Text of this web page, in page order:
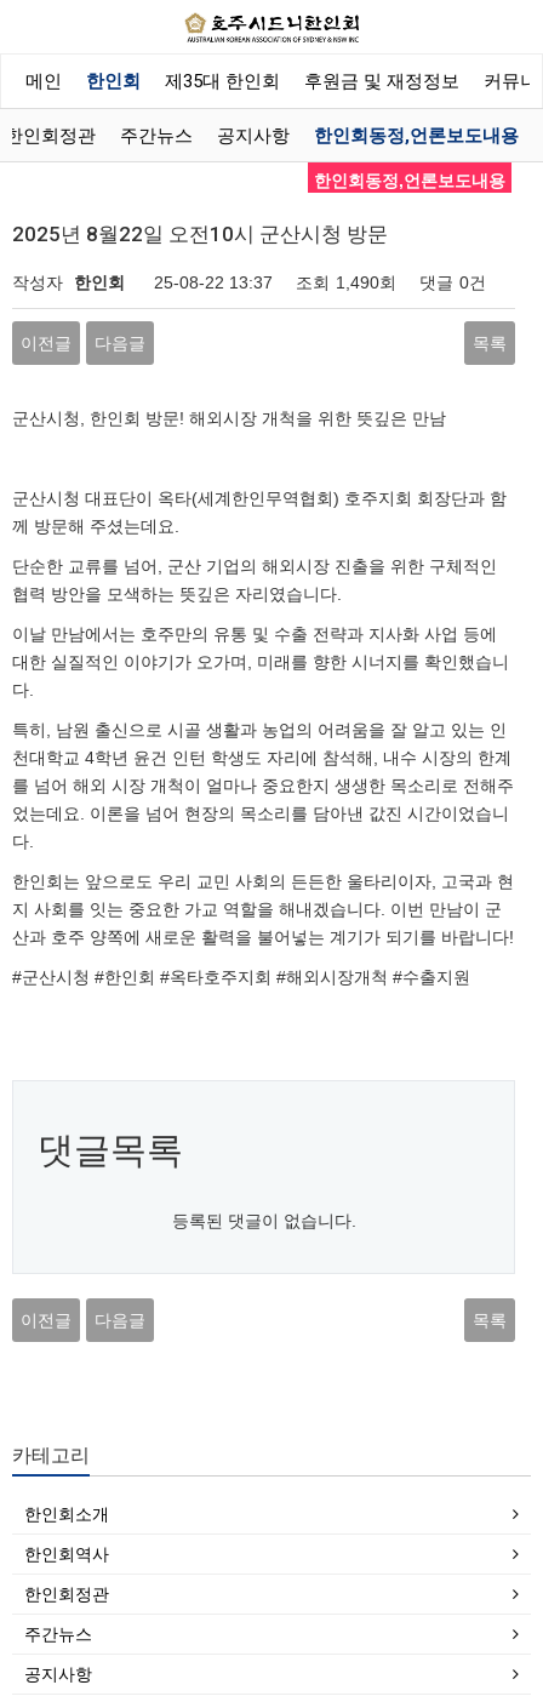
메인 한인회 제35대 한인회 후원금 및 재정정보 커뮤니
한인회정관 주간뉴스 공지사항 한인회동정,언론보도내용
한인회동정,언론보도내용
2025년 8월22일 오전10시 군산시청 방문
작성자 한인회 25-08-22 13:37 조회 1,490회 댓글 0건
이전글 다음글 목록
군산시청, 한인회 방문! 해외시장 개척을 위한 뜻깊은 만남
군산시청 대표단이 옥타(세계한인무역협회) 호주지회 회장단과 함
께 방문해 주셨는데요.
단순한 교류를 넘어, 군산 기업의 해외시장 진출을 위한 구체적인
협력 방안을 모색하는 뜻깊은 자리였습니다.
이날 만남에서는 호주만의 유통 및 수출 전략과 지사화 사업 등에
대한 실질적인 이야기가 오가며, 미래를 향한 시너지를 확인했습니
다.
특히, 남원 출신으로 시골 생활과 농업의 어려움을 잘 알고 있는 인
천대학교 4학년 윤건 인턴 학생도 자리에 참석해, 내수 시장의 한계
를 넘어 해외 시장 개척이 얼마나 중요한지 생생한 목소리로 전해주
었는데요. 이론을 넘어 현장의 목소리를 담아낸 값진 시간이었습니
다.
한인회는 앞으로도 우리 교민 사회의 든든한 울타리이자, 고국과 현
지 사회를 잇는 중요한 가교 역할을 해내겠습니다. 이번 만남이 군
산과 호주 양쪽에 새로운 활력을 불어넣는 계기가 되기를 바랍니다!
#군산시청 #한인회 #옥타호주지회 #해외시장개척 #수출지원
댓글목록
등록된 댓글이 없습니다.
이전글 다음글 목록
카테고리
한인회소개
한인회역사
한인회정관
주간뉴스
공지사항